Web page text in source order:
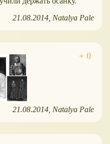
21.08.2014 Natalya Pale
21.08.2014 Natalya Pale